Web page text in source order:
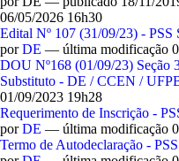
06/05/2026 16h30
Edital Nº 107 (31/09/23) -
porDE — última modificação
DOU Nº168 (01/09/23) Seção
Substituto - DE / CCEN /
01/09/2023 19h28
Requerimento de Inscrição -
porDE — última modificação
Termo de Autodeclaração -